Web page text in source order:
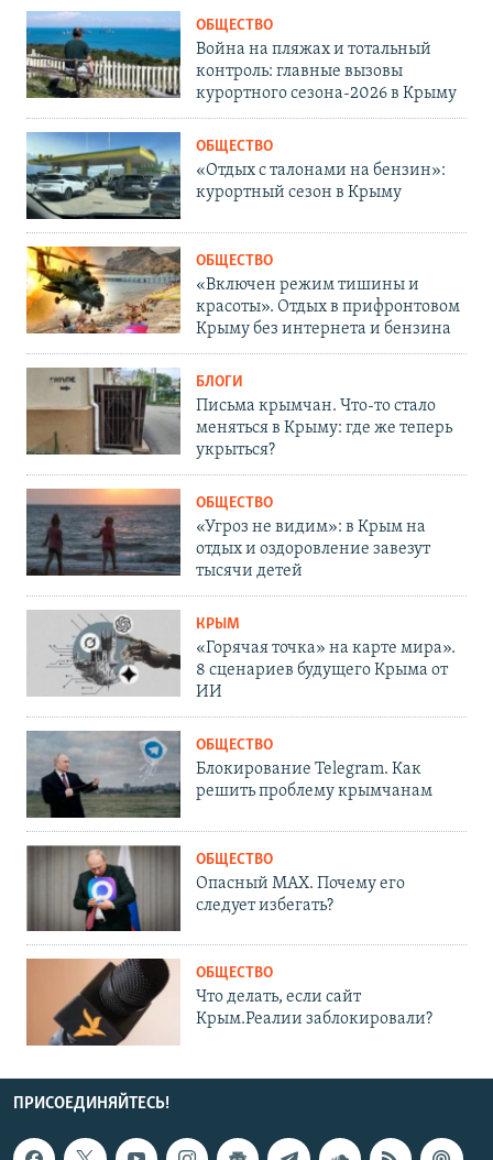
ОБЩЕСТВО
Война на пляжах и тотальный
контроль: главные вызовы
курортного сезона-2026 в Крыму
ОБЩЕСТВО
«Отдых с талонами на бензин»:
курортный сезон в Крыму
ОБЩЕСТВО
«Включен режим тишины и
красоты». Отдых в прифронтовом
Крыму без интернета и бензина
БЛОГИ
Письма крымчан. Что-то стало
меняться в Крыму: где же теперь
укрыться?
ОБЩЕСТВО
«Угроз не видим»: в Крым на
отдых и оздоровление завезут
тысячи детей
КРЫМ
«Горячая точка» на карте мира».
8 сценариев будущего Крыма от
ИИ
ОБЩЕСТВО
Блокирование Telegram. Как
решить проблему крымчанам
ОБЩЕСТВО
Опасный MAX. Почему его
следует избегать?
ОБЩЕСТВО
Что делать, если сайт
Крым.Реалии заблокировали?
ПРИСОЕДИНЯЙТЕСЬ!